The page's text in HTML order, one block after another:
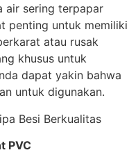
air sering terpapar
penting untuk memiliki
atau rusak
khusus untuk
dapat yakin bahwa
untuk digunakan.
PVC